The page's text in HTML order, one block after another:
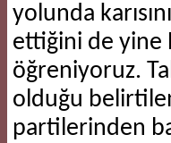
yolunda
ettiğini de yine
öğreniyoruz.
olduğu
partilerinden